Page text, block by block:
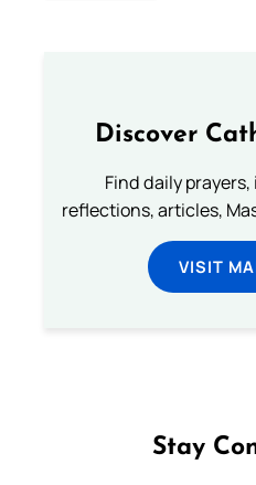
Discover
Find daily
reflections, articles,
VISIT
Stay